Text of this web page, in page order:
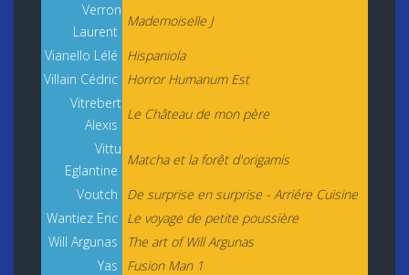
Verron
Laurent
Mademoiselle J
Vianello Lélé
Hispaniola
Villain Cédric Horror Humanum Est
Vitrebert
Alexis
Le Château de mon père
Vittu
Eglantine
Matcha et la forêt d'origamis
Voutch
De surprise en surprise - Arriére Cuisine
Wantiez Eric Le voyage de petite poussière
Will Argunas
The art of Will Argunas
Yas
Fusion Man 1